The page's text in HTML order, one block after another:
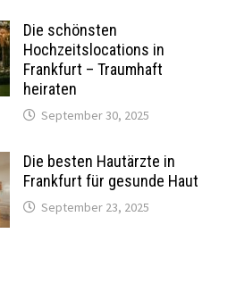
Die schönsten
Hochzeitslocations in
Frankfurt – Traumhaft
heiraten
September 30, 2025
Die besten Hautärzte in
Frankfurt für gesunde Haut
September 23, 2025